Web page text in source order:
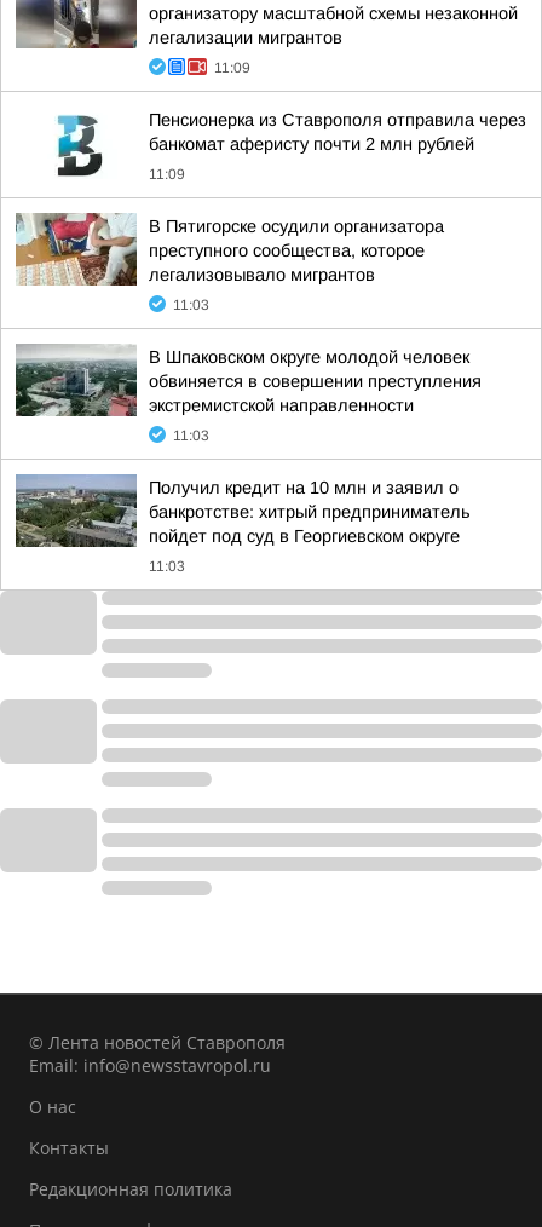
организатору масштабной схемы незаконной
легализации мигрантов
11:09
Пенсионерка из Ставрополя отправила через
банкомат аферисту почти 2 млн рублей
11:09
В Пятигорске осудили организатора
преступного сообщества, которое
легализовывало мигрантов
11:03
В Шпаковском округе молодой человек
обвиняется в совершении преступления
экстремистской направленности
11:03
Получил кредит на 10 млн и заявил о
банкротстве: хитрый предприниматель
пойдет под суд в Георгиевском округе
11:03
© Лента новостей Ставрополя
Email: info@newsstavropol.ru
О нас
Контакты
Редакционная политика